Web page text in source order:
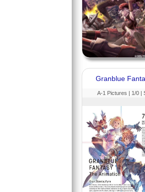
Granblue
A-1 Pictures | 1/0 |